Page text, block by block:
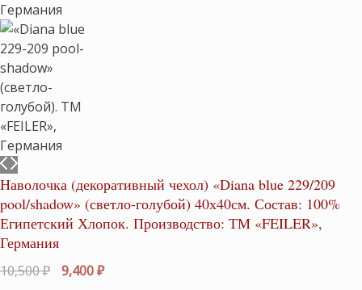
Наволочка (декоративный чехол) «Diana blue 229/209
pool/shadow» (светло-голубой) 40х40см. Состав: 100%
Египетский Хлопок. Производство: ТМ «FEILER»,
Германия
10,500₽
Первоначальная
9,400₽Текущая